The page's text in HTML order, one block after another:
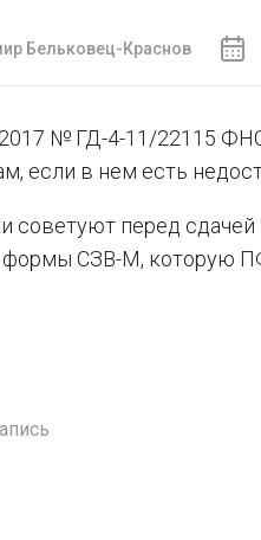
Бельковец-Краснов
№ ГД-4-11/22115
если в нем есть
советуют перед
СЗВ-М, которую